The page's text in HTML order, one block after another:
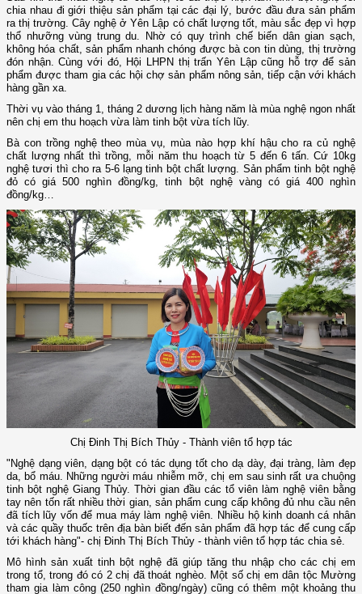
chia nhau đi giới thiệu sản phẩm tại các đại lý, bước đầu đưa sản phẩm
ra thị trường. Cây nghệ ở Yên Lập có chất lượng tốt, màu sắc đẹp vì hợp
thổ nhưỡng vùng trung du. Nhờ có quy trình chế biến dân gian sạch,
không hóa chất, sản phẩm nhanh chóng được bà con tin dùng, thị trường
đón nhận. Cùng với đó, Hội LHPN thị trấn Yên Lập cũng hỗ trợ để sản
phẩm được tham gia các hội chợ sản phẩm nông sản, tiếp cận với khách
hàng gần xa.
Thời vụ vào tháng 1, tháng 2 dương lịch hàng năm là mùa nghệ ngon nhất
nên chị em thu hoạch vừa làm tinh bột vừa tích lũy.
Bà con trồng nghệ theo mùa vụ, mùa nào hợp khí hậu cho ra củ nghệ
chất lượng nhất thì trồng, mỗi năm thu hoạch từ 5 đến 6 tấn. Cứ 10kg
nghệ tươi thì cho ra 5-6 lạng tinh bột chất lượng. Sản phẩm tinh bột nghệ
đỏ có giá 500 nghìn đồng/kg, tinh bột nghệ vàng có giá 400 nghìn
đồng/kg…
Chị Đinh Thị Bích Thủy - Thành viên tổ hợp tác
"Nghệ dạng viên, dạng bột có tác dụng tốt cho dạ dày, đại tràng, làm đẹp
da, bổ máu. Những người máu nhiễm mỡ, chị em sau sinh rất ưa chuộng
tinh bột nghệ Giang Thủy. Thời gian đầu các tổ viên làm nghệ viên bằng
tay nên tốn rất nhiều thời gian, sản phẩm cung cấp không đủ nhu cầu nên
đã tích lũy vốn để mua máy làm nghệ viên. Nhiều hộ kinh doanh cá nhân
và các quầy thuốc trên địa bàn biết đến sản phẩm đã hợp tác để cung cấp
tới khách hàng"- chị Đinh Thị Bích Thủy - thành viên tổ hợp tác chia sẻ.
Mô hình sản xuất tinh bột nghệ đã giúp tăng thu nhập cho các chị em
trong tổ, trong đó có 2 chị đã thoát nghèo. Một số chị em dân tộc Mường
tham gia làm công (250 nghìn đồng/ngày) cũng có thêm một khoảng thu